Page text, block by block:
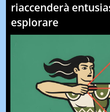
riaccenderà
esplorare